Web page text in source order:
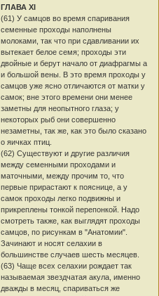
ГЛАВА XI
(61) У самцов во время спаривания
семенные проходы наполнены
молоками, так что при сдавливании их
вытекает белое семя; проходы эти
двойные и берут начало от диафрагмы а
и большой вены. В это время проходы у
самцов уже ясно отличаются от матки у
самок; вне этого времени они менее
заметны для неопытного глаза; у
некоторых рыб они совершенно
незаметны, так же, как это было сказано
о яичках птиц.
(62) Существуют и другие различия
между семенными проходами и
маточными, между прочим то, что
первые прирастают к пояснице, а у
самок проходы легко подвижны и
прикреплены тонкой перепонкой. Надо
смотреть также, как выглядят проходы
самцов, по рисункам в "Анатомии".
Зачинают и носят селахии в
большинстве случаев шесть месяцев.
(63) Чаще всех селахии рождает так
называемая звездчатая акула, именно
дважды в месяц, спариваться же